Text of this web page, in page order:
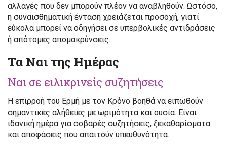
αλλαγές που δεν μπορούν πλέον να αναβληθούν. Ωστόσο,
η συναισθηματική ένταση χρειάζεται προσοχή, γιατί
εύκολα μπορεί να οδηγήσει σε υπερβολικές αντιδράσεις
ή απότομες απομακρύνσεις.
Τα Ναι της Ημέρας
Ναι σε ειλικρινείς συζητήσεις
Η επιρροή του Ερμή με τον Κρόνο βοηθά να ειπωθούν
σημαντικές αλήθειες με ωριμότητα και ουσία. Είναι
ιδανική ημέρα για σοβαρές συζητήσεις, ξεκαθαρίσματα
και αποφάσεις που απαιτούν υπευθυνότητα.